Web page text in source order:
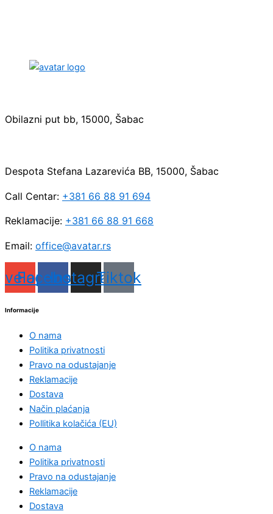
Obilazni put bb, 15000, Šabac
Despota Stefana Lazarevića BB, 15000, Šabac
Call Centar: +381 66 88 91 694
Reklamacije: +381 66 88 91 668
Email: office@avatar.rs
Facebook
Instagram
Tiktok
Informacije
O nama
Politika privatnosti
Pravo na odustajanje
Reklamacije
Dostava
Način plaćanja
Pollitika kolačića (EU)
O nama
Politika privatnosti
Pravo na odustajanje
Reklamacije
Dostava